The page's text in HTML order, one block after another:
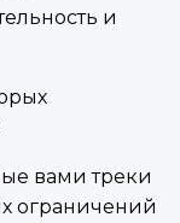
и
вами треки
ограничений